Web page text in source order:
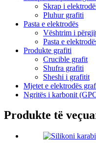
Skrap i
Pluhur grafiti
Pasta e elektrodës
Vështrim i
Pasta e
Produkte grafiti
Crucible grafit
Shufra grafiti
Sheshi i grafitit
Mjetet e elektrodës
Ngritës i karbonit
Produkte të